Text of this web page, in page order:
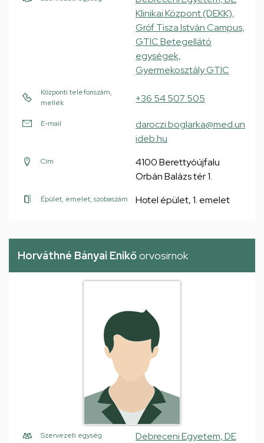
Klinikai Központ (DEKK),
Gróf Tisza István Campus,
GTIC Betegellátó
egységek,
Gyermekosztály GTIC
Központi telefonszám,
mellék
+36 54 507 505
E-mail
daroczi.boglarka@med.un
ideb.hu
Cím
4100 Berettyóújfalu
Orbán Balázs tér 1.
Épület, emelet, szobaszám Hotel épület, 1. emelet
Horváthné Bányai Enikőorvosirnok
Szervezeti egység
Debreceni Egyetem, DE